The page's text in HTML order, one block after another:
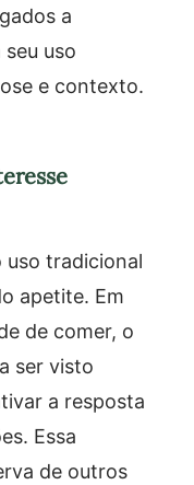
a
uso
e contexto.
tradicional
apetite. Em
de comer, o
ser visto
a resposta
Essa
de outros